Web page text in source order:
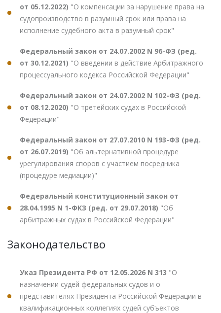
от 05.12.2022) "О компенсации за нарушение права на
судопроизводство в разумный срок или права на
исполнение судебного акта в разумный срок"
Федеральный закон от 24.07.2002 N 96-ФЗ (ред.
от 30.12.2021) "О введении в действие Арбитражного
процессуального кодекса Российской Федерации"
Федеральный закон от 24.07.2002 N 102-ФЗ (ред.
от 08.12.2020) "О третейских судах в Российской
Федерации"
Федеральный закон от 27.07.2010 N 193-ФЗ (ред.
от 26.07.2019) "Об альтернативной процедуре
урегулирования споров с участием посредника
(процедуре медиации)"
Федеральный конституционный закон от
28.04.1995 N 1-ФКЗ (ред. от 29.07.2018) "Об
арбитражных судах в Российской Федерации"
Законодательство
Указ Президента РФ от 12.05.2026 N 313 "О
назначении судей федеральных судов и о
представителях Президента Российской Федерации в
квалификационных коллегиях судей субъектов